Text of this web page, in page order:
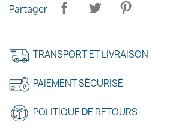
Partager
TRANSPORT ET LIVRAISON
PAIEMENT SÉCURISÉ
POLITIQUE DE RETOURS
Créer une liste d'envies
Nom de la liste d'envies